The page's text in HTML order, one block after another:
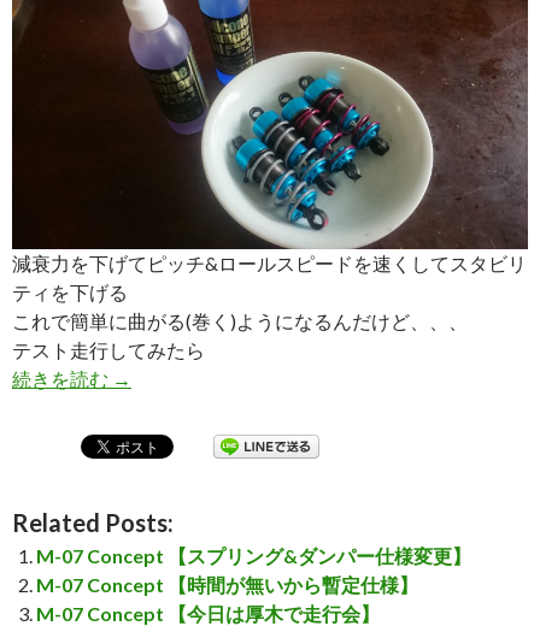
減衰力を下げてピッチ&ロールスピードを速くしてスタビリ
ティを下げる
これで簡単に曲がる(巻く)ようになるんだけど、、、
テスト走行してみたら
続きを読む M-07 Concept 【もっと曲がるセッティングを模
→
Related Posts:
M-07 Concept 【スプリング&ダンパー仕様変更】
M-07 Concept 【時間が無いから暫定仕様】
M-07 Concept 【今日は厚木で走行会】